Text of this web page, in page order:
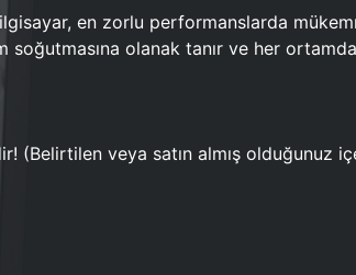
en zorlu performanslarda
olanak tanır ve her
(Belirtilen veya satın almış olduğunuz